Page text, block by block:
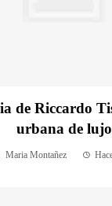
de Riccardo
urbana de lujo
Maria Montañez